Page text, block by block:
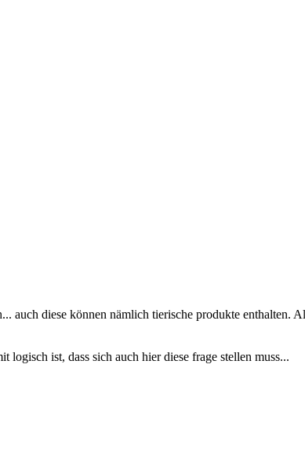
auch diese können nämlich tierische produkte enthalten.
ist, dass sich auch hier diese frage stellen muss...